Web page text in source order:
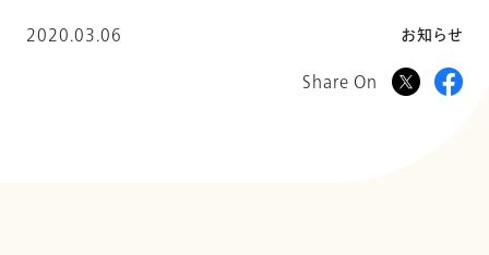
2020.03.06 お知らせ
Share On